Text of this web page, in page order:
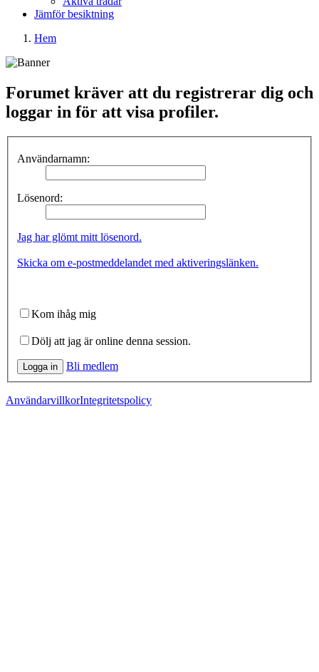
Jämför besiktning
Hem
Forumet kräver att du registrerar dig och
loggar in för att visa profiler.
Användarnamn:
Lösenord:
Jag har glömt mitt lösenord.
Skicka om e-postmeddelandet med aktiveringslänken.
Kom ihåg mig
Dölj att jag är online denna session.
Logga in Bli medlem
AnvändarvillkorIntegritetspolicy